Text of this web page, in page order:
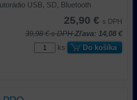
USB, SD, Bluetooth
25,90 € s DPH
39,98 €s DPH Zľava: 14,08 €
ks
Do košíka